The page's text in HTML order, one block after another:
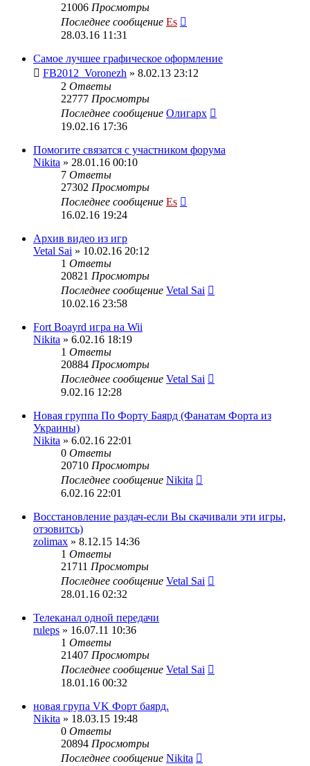
21006 Просмотры
Последнее сообщение Es
28.03.16 11:31
Самое лучшее графическое оформление
FB2012_Voronezh » 8.02.13 23:12
2 Ответы
22777 Просмотры
Последнее сообщение Олигарх
19.02.16 17:36
Помогите связатся с участником форума
Nikita » 28.01.16 00:10
7 Ответы
27302 Просмотры
Последнее сообщение Es
16.02.16 19:24
Архив видео из игр
Vetal Sai » 10.02.16 20:12
1 Ответы
20821 Просмотры
Последнее сообщение Vetal Sai
10.02.16 23:58
Fort Boayrd игра на Wii
Nikita » 6.02.16 18:19
1 Ответы
20884 Просмотры
Последнее сообщение Vetal Sai
9.02.16 12:28
Новая группа По Форту Баярд (Фанатам Форта из
Украины)
Nikita » 6.02.16 22:01
0 Ответы
20710 Просмотры
Последнее сообщение Nikita
6.02.16 22:01
Восстановление раздач-если Вы скачивали эти игры,
отзовитсь)
zolimax » 8.12.15 14:36
1 Ответы
21711 Просмотры
Последнее сообщение Vetal Sai
28.01.16 02:32
Телеканал одной передачи
ruleps » 16.07.11 10:36
1 Ответы
21407 Просмотры
Последнее сообщение Vetal Sai
18.01.16 00:32
новая група VK Форт баярд.
Nikita » 18.03.15 19:48
0 Ответы
20894 Просмотры
Последнее сообщение Nikita